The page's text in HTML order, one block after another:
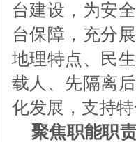
台建设，为安
台保障，充分
地理特点、民
载人、先隔离
化发展，支持
聚焦职能职